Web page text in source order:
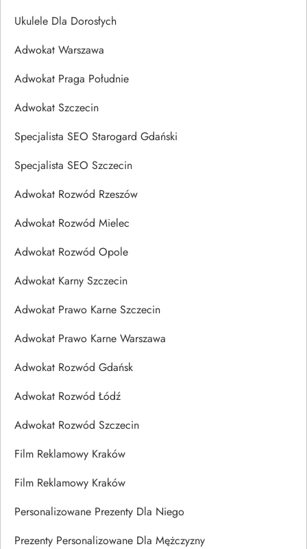
Ukulele Dla Dorosłych
Adwokat Warszawa
Adwokat Praga Południe
Adwokat Szczecin
Specjalista SEO Starogard Gdański
Specjalista SEO Szczecin
Adwokat Rozwód Rzeszów
Adwokat Rozwód Mielec
Adwokat Rozwód Opole
Adwokat Karny Szczecin
Adwokat Prawo Karne Szczecin
Adwokat Prawo Karne Warszawa
Adwokat Rozwód Gdańsk
Adwokat Rozwód Łódź
Adwokat Rozwód Szczecin
Film Reklamowy Kraków
Film Reklamowy Kraków
Personalizowane Prezenty Dla Niego
Prezenty Personalizowane Dla Mężczyzny